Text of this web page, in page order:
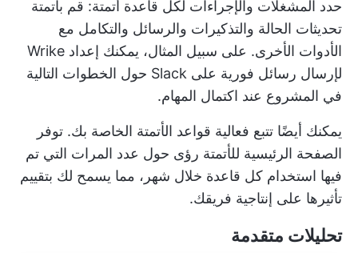
حدد المشغلات والإجراءات لكل قاعدة أتمتة: قم بأتمتة
تحديثات الحالة والتذكيرات والرسائل والتكامل مع
الأدوات الأخرى. على سبيل المثال، يمكنك إعداد Wrike
لإرسال رسائل فورية على Slack حول الخطوات التالية
في المشروع عند اكتمال المهام.
يمكنك أيضًا تتبع فعالية قواعد الأتمتة الخاصة بك. توفر
الصفحة الرئيسية للأتمتة رؤى حول عدد المرات التي تم
فيها استخدام كل قاعدة خلال شهر، مما يسمح لك بتقييم
تأثيرها على إنتاجية فريقك.
تحليلات متقدمة